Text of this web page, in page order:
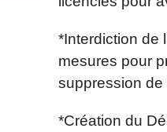
*Interdiction de
mesures pour
suppression
*Création du